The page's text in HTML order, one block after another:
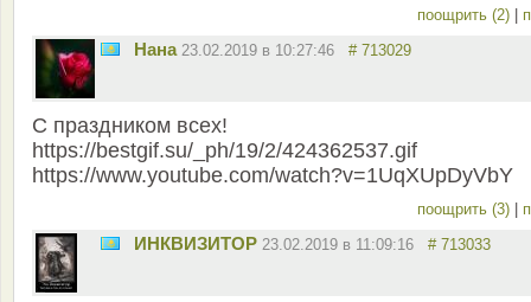
поощрить (2)
Нана 23.02.2019 в 10:27:46 # 713029
С праздником всех!
https://bestgif.su/_ph/19/2/424362537.gif
https://www.youtube.com/watch?v=1UqXUpDyVbY
поощрить (3)
ИНКВИЗИТОР 23.02.2019 в 11:09:16 # 713033